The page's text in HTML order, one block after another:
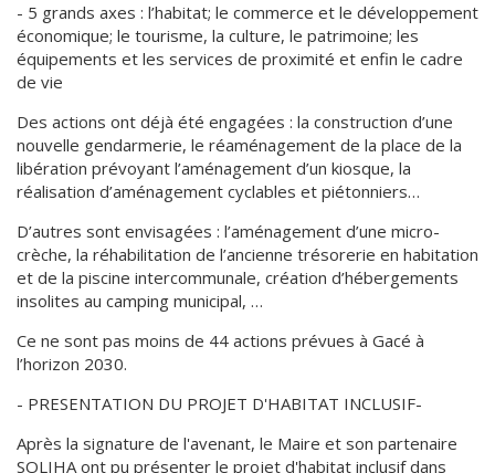
- 5 grands axes : l’habitat; le commerce et le développement
économique; le tourisme, la culture, le patrimoine; les
équipements et les services de proximité et enfin le cadre
de vie
Des actions ont déjà été engagées : la construction d’une
nouvelle gendarmerie, le réaménagement de la place de la
libération prévoyant l’aménagement d’un kiosque, la
réalisation d’aménagement cyclables et piétonniers…
D’autres sont envisagées : l’aménagement d’une micro-
crèche, la réhabilitation de l’ancienne trésorerie en habitation
et de la piscine intercommunale, création d’hébergements
insolites au camping municipal, …
Ce ne sont pas moins de 44 actions prévues à Gacé à
l’horizon 2030.
- PRESENTATION DU PROJET D'HABITAT INCLUSIF-
Après la signature de l'avenant, le Maire et son partenaire
SOLIHA ont pu présenter le projet d'habitat inclusif dans